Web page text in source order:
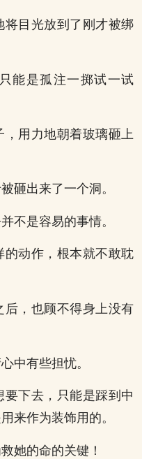
目光放到了刚才被绑
能是孤注一掷试一试
用力地朝着玻璃砸上
砸出来了一个洞。
不是容易的事情。
动作，根本就不敢耽
，也顾不得身上没有
中有些担忧。
下去，只能是踩到中
来作为装饰用的。
她的命的关键！